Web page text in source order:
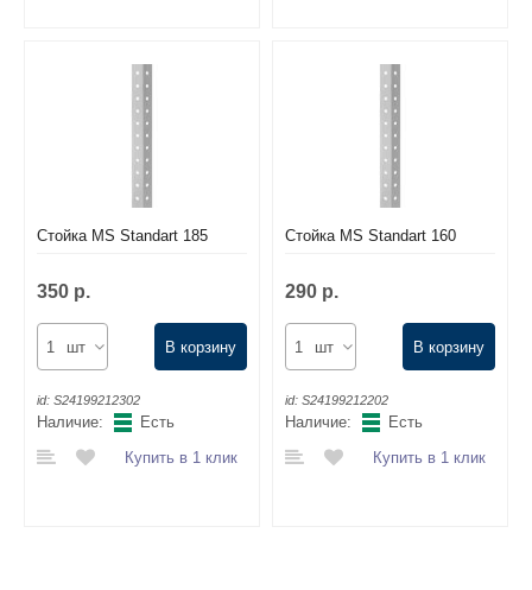
Стойка MS Standart 185
350 р.
шт В корзину
id: S24199212302
Наличие:
Есть
Купить в 1 клик
Стойка MS Standart 160
290 р.
шт В корзину
id: S24199212202
Наличие:
Есть
Купить в 1 клик